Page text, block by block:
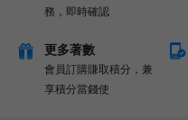
務，即時確認
更多著數
會員訂購賺取積分，兼
享積分當錢使